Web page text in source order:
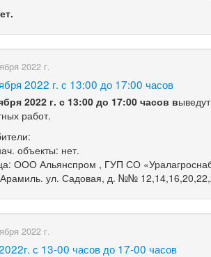
2022 г.
2022 г. с 13:00 до 17:00 часов
2022 г. с 13:00 до 17:00 часов в
работ.
объекты: нет.
ООО Альянспром , ГУП СО
ул. Садовая, д. №№
2022 г.
с 13-00 часов до 17-00 часов